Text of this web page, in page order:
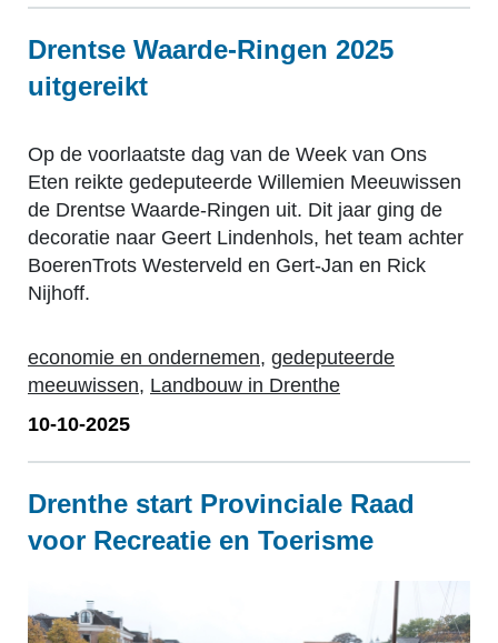
Drentse Waarde-Ringen 2025
uitgereikt
Op de voorlaatste dag van de Week van Ons
Eten reikte gedeputeerde Willemien Meeuwissen
de Drentse Waarde-Ringen uit. Dit jaar ging de
decoratie naar Geert Lindenhols, het team achter
BoerenTrots Westerveld en Gert-Jan en Rick
Nijhoff.
economie en ondernemen, gedeputeerde
meeuwissen, Landbouw in Drenthe
10-10-2025
Drenthe start Provinciale Raad
voor Recreatie en Toerisme